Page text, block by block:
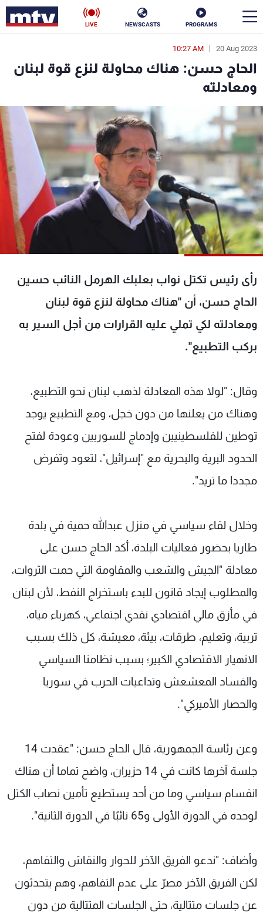
PROGRAMS
NEWSCASTS
LIVE
20 Aug 2023
10:27 AM
الحاج حسن: هناك محاولة لنزع قوة لبنان
ومعادلته
رأى رئيس تكتل نواب بعلبك الهرمل النائب حسين
الحاج حسن، أن "هناك محاولة لنزع قوة لبنان
ومعادلته لكي تملي عليه القرارات من أجل السير به
بركب التطبيع".
وقال: "لولا هذه المعادلة لذهب لبنان نحو التطبيع،
وهناك من يعلنها من دون خجل، ومع التطبيع يوجد
توطين للفلسطينيين وإدماج للسوريين وعودة لفتح
الحدود البرية والبحرية مع "إسرائيل"، لتعود وتفرض
مجددا ما تريد".
وخلال لقاء سياسي في منزل عبدالله حمية في بلدة
طاريا بحضور فعاليات البلدة، أكد الحاج حسن على
معادلة "الجيش والشعب والمقاومة التي حمت الثروات،
والمطلوب إيجاد قانون للبدء باستخراج النفط، لأن لبنان
في مأزق مالي اقتصادي نقدي اجتماعي، كهرباء مياه،
تربية، وتعليم، طرقات، بيئة، معيشة، كل ذلك بسبب
الانهيار الاقتصادي الكبير؛ بسبب نظامنا السياسي
والفساد المعشعش وتداعيات الحرب في سوريا
والحصار الأميركي".
وعن رئاسة الجمهورية، قال الحاج حسن: "عقدت 14
جلسة آخرها كانت في 14 حزيران، واضح تماما أن هناك
انقسام سياسي وما من أحد يستطيع تأمين نصاب الكتل
لوحده في الدورة الأولى و65 نائبًا في الدورة الثانية".
وأضاف: "ندعو الفريق الآخر للحوار والنقاش والتفاهم،
لكن الفريق الآخر مصرّ على عدم التفاهم، وهم يتحدثون
عن جلسات متتالية، حتى الجلسات المتتالية من دون
en
الأخبار
سياسة ناس
إقتصاد فن
منوعات رياضة
كأس العالم
البرامج
شاهد البرامج
عن MTV
الإنـتـاج
لاعلاناتكم
وظائف